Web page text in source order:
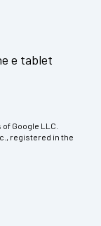
e tablet
Google LLC.
registered in the